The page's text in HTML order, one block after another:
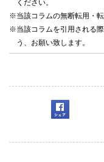
ください。
※当該コラムの無断転用・転
※当該コラムを引用される
う、お願い致します。